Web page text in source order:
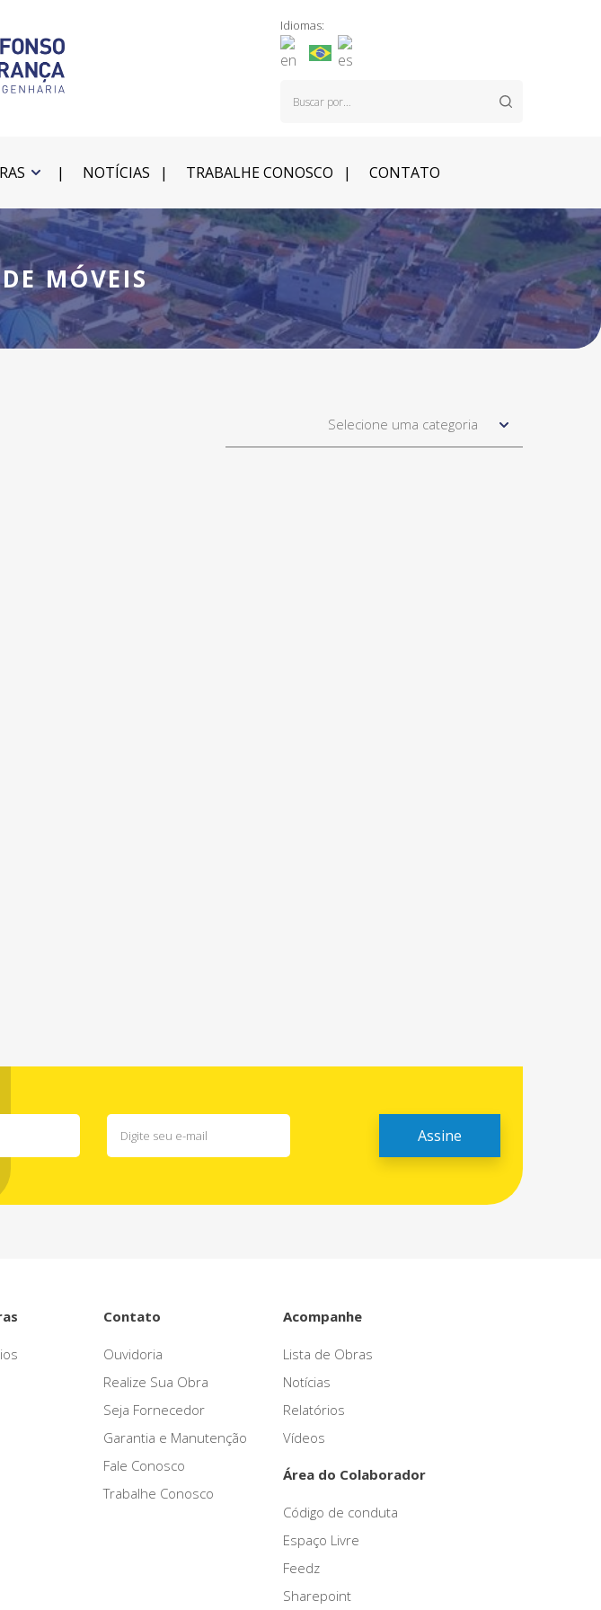
Idiomas:
NOTÍCIAS TRABALHE CONOSCO CONTATO
MÓVEIS
Selecione uma categoria
Contato
Ouvidoria
Realize Sua Obra
Seja Fornecedor
Garantia e Manutenção
Fale Conosco
Trabalhe Conosco
Acompanhe
Lista de Obras
Notícias
Relatórios
Vídeos
Área do Colaborador
Código de conduta
Espaço Livre
Feedz
Sharepoint